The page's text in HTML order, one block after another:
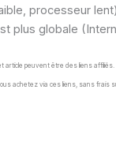
processeur
plus globale
article peuvent être des liens
achetez via ces liens, sans frais